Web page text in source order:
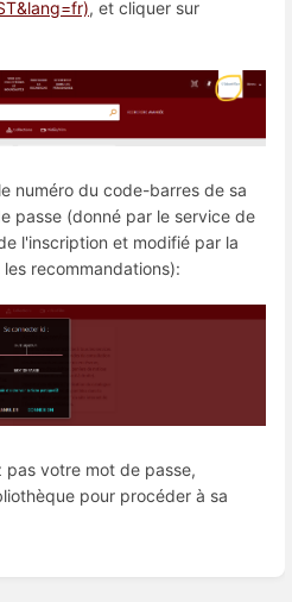
, et cliquer sur
numéro du code-barres de sa
passe (donné par le service de
l'inscription et modifié par la
recommandations):
pas votre mot de passe,
pour procéder à sa